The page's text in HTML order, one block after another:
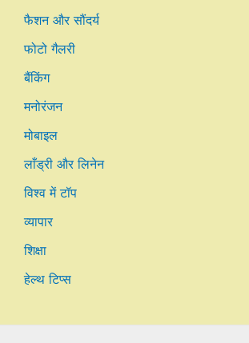
फैशन और सौंदर्य
फोटो गैलरी
बैंकिंग
मनोरंजन
मोबाइल
लाँड्री और लिनेन
विश्व में टॉप
व्यापार
शिक्षा
हेल्थ टिप्स